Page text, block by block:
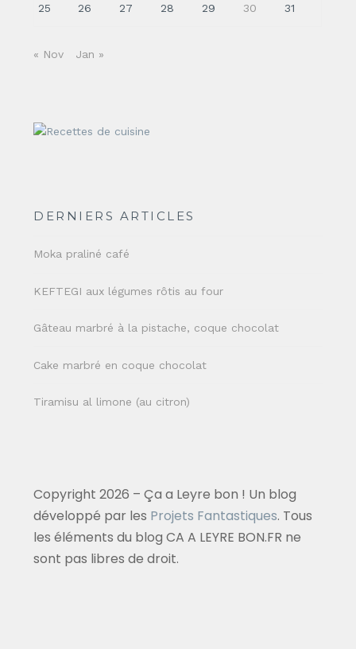
25 26 27 28 29 30 31
« Nov Jan »
DERNIERS ARTICLES
Moka praliné café
KEFTEGI aux légumes rôtis au four
Gâteau marbré à la pistache, coque chocolat
Cake marbré en coque chocolat
Tiramisu al limone (au citron)
Copyright 2026 – Ça a Leyre bon ! Un blog
développé par les Projets Fantastiques. Tous
les éléments du blog CA A LEYRE BON.FR ne
sont pas libres de droit.